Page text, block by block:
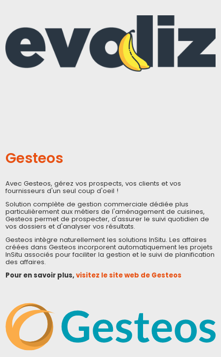
Gesteos
Avec Gesteos, gérez vos prospects, vos clients et vos
fournisseurs d'un seul coup d'oeil !
Solution complète de gestion commerciale dédiée plus
particulièrement aux métiers de l'aménagement de cuisines,
Gesteos permet de prospecter, d'assurer le suivi quotidien de
vos dossiers et d'analyser vos résultats.
Gesteos intègre naturellement les solutions InSitu. Les affaires
créées dans Gesteos incorporent automatiquement les projets
InSitu associés pour faciliter la gestion et le suivi de planification
des affaires.
Pour en savoir plus, visitez le site web de Gesteos